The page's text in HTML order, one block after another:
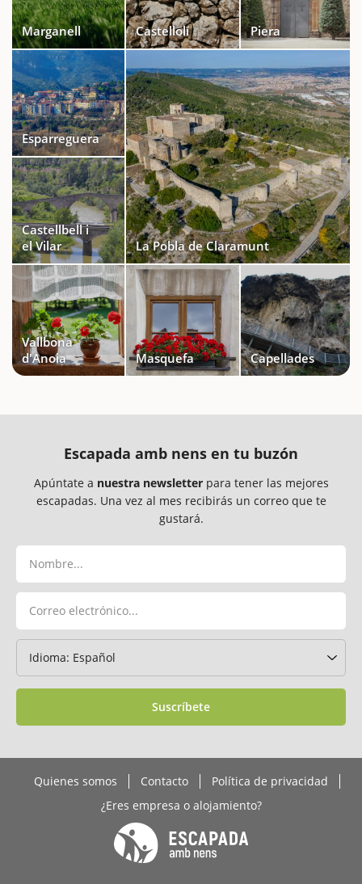
Marganell Castellolí Piera
Esparreguera
Castellbell i
el Vilar
La Pobla de Claramunt
Vallbona
d'Anoia
Masquefa Capellades
Escapada amb nens en tu buzón
Apúntate a nuestra newsletterpara tener las mejores
escapadas. Una vez al mes recibirás un correo que te
gustará.
Suscríbete
Quienes somos Contacto
Política de privacidad
¿Eres empresa o alojamiento?